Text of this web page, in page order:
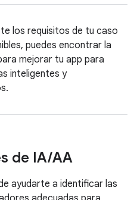
los requisitos de tu caso
puedes encontrar la
mejorar tu app para
inteligentes y
de IA/AA
ayudarte a identificar las